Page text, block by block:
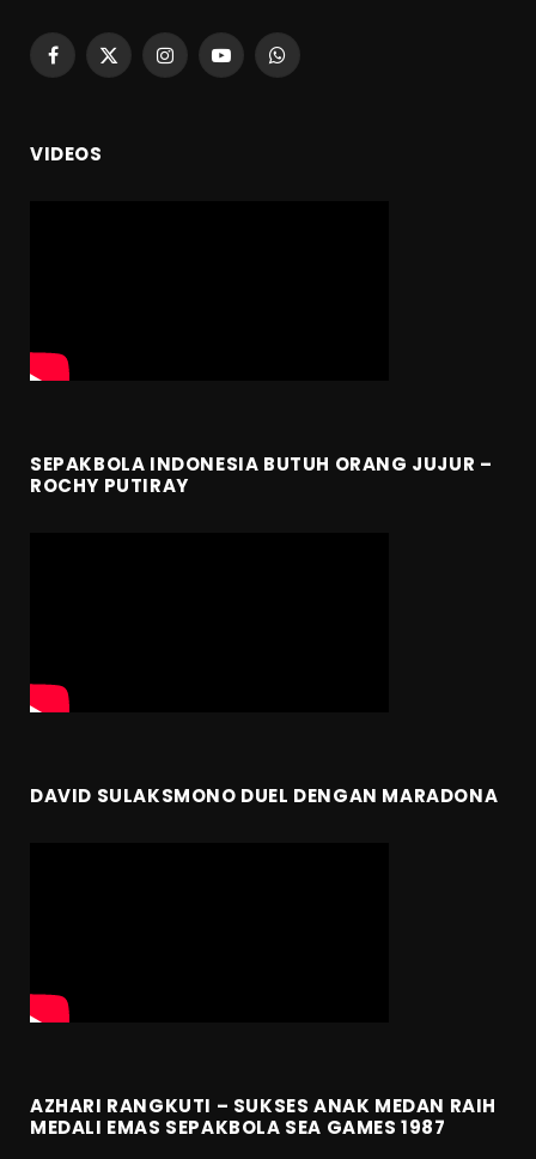
Facebook
X
InstagramYouTubeWhatsApp
VIDEOS
SEPAKBOLA INDONESIA BUTUH ORANG JUJUR –
ROCHY PUTIRAY
DAVID SULAKSMONO DUEL DENGAN MARADONA
AZHARI RANGKUTI – SUKSES ANAK MEDAN RAIH
MEDALI EMAS SEPAKBOLA SEA GAMES 1987